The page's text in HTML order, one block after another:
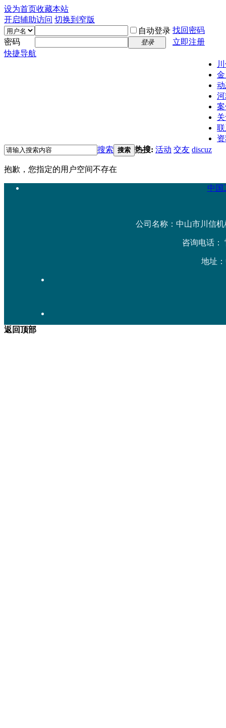
设为首页收藏本站
开启辅助访问 切换到窄版
自动登录 找回密码
密码
登录
立即注册
快捷导航
搜索 搜索 热搜: 活动 交友 discuz
抱歉，您指定的用户空间不存在
中国
公司名称：中山市川信机
咨询电话：
地址
返回顶部